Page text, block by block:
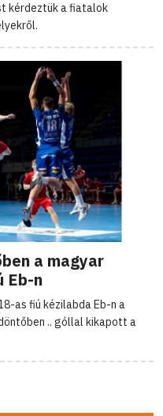
kérdeztük a fiatalok
a magyar
Eb-n
as fiú kézilabda Eb-n a
.. góllal kikapott a